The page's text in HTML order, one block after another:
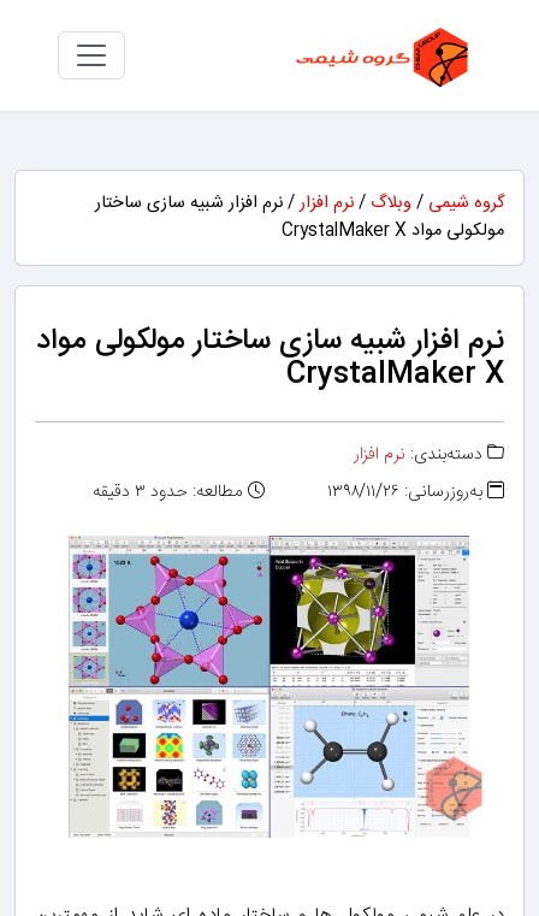
گروه شیمی / وبلاگ /نرم افزار/ نرم افزار شبیه سازی ساختار
مولکولی مواد CrystalMaker X
نرم افزار شبیه سازی ساختار مولکولی مواد
CrystalMaker X
دسته‌بندی: نرم افزار
به‌روزرسانی: ۱۳۹۸/۱۱/۲۶
مطالعه: حدود ۳ دقیقه